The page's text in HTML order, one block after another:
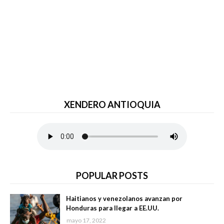
XENDERO ANTIOQUIA
POPULAR POSTS
Haitianos y venezolanos avanzan por
Honduras para llegar a EE.UU.
mayo 17, 2022